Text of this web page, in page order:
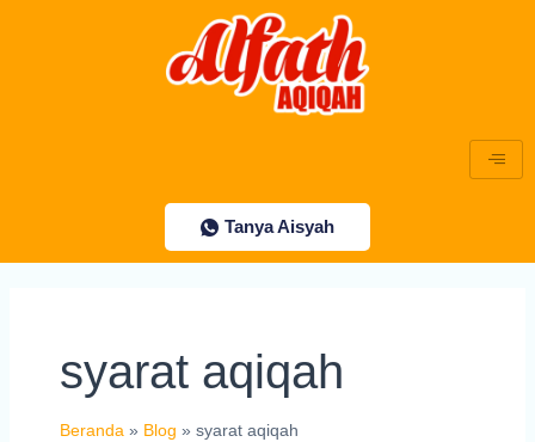
Tanya Aisyah
syarat aqiqah
Beranda Blog syarat aqiqah